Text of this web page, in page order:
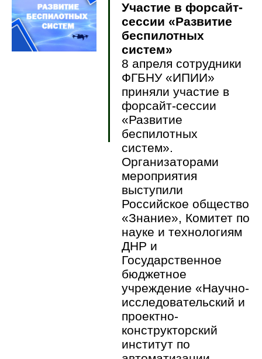
Участие в форсайт-
сессии «Развитие
беспилотных
систем»
8 апреля сотрудники
ФГБНУ «ИПИИ»
приняли участие в
форсайт-сессии
«Развитие
беспилотных
систем».
Организаторами
мероприятия
выступили
Российское общество
«Знание», Комитет по
науке и технологиям
ДНР и
Государственное
бюджетное
учреждение «Научно-
исследовательский и
проектно-
конструкторский
институт по